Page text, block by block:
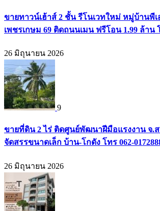
ขายทาวน์เฮ้าส์ 2 ชั้น รีโนเวทใหม่ หมู่บ้านพีเ
เพชรเกษม 69 ติดถนนเมน ฟรีโอน 1.99 ล้าน
26 มิถุนายน 2026
9
ขายที่ดิน 2 ไร่ ติดศูนย์พัฒนาฝีมือแรงงาน จ.
จัดสรรขนาดเล็ก บ้าน-โกดัง โทร 062-
26 มิถุนายน 2026